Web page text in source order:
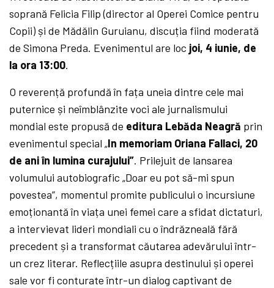
soprană Felicia Filip (director al Operei Comice pentru
Copii) și de Mădălin Guruianu, discuția fiind moderată
de Simona Preda. Evenimentul are loc joi, 4 iunie, de
la ora 13:00.
O reverență profundă în fața uneia dintre cele mai
puternice și neîmblânzite voci ale jurnalismului
mondial este propusă de editura Lebăda Neagră prin
evenimentul special „In memoriam Oriana Fallaci, 20
de ani în lumina curajului”. Prilejuit de lansarea
volumului autobiografic „Doar eu pot să-mi spun
povestea”, momentul promite publicului o incursiune
emoționantă în viața unei femei care a sfidat dictaturi,
a intervievat lideri mondiali cu o îndrăzneală fără
precedent și a transformat căutarea adevărului într-
un crez literar. Reflecțiile asupra destinului și operei
sale vor fi conturate într-un dialog captivant de